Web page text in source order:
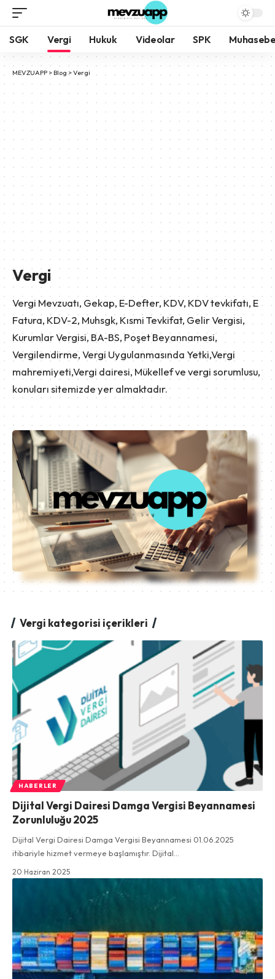
SGK Vergi Hukuk Videolar SPK
MEVZUAPP > Blog >Vergi
Vergi
Vergi Mevzuatı, Gekap, E-Defter, KDV, KDV tevkifatı, E
Fatura, KDV-2, Muhsgk, Kısmi Tevkifat, Gelir Vergisi,
Kurumlar Vergisi, BA-BS, Poşet Beyannamesi,
Vergilendirme, Vergi Uygulanmasında Yetki,Vergi
mahremiyeti,Vergi dairesi, Mükellef ve vergi sorumlusu,
konuları sitemizde yer almaktadır.
Vergi kategorisi içerikleri
HABERLER
Dijital Vergi Dairesi Damga Vergisi Beyannamesi
Zorunluluğu 2025
Dijital Vergi Dairesi Damga Vergisi Beyannamesi 01.06.2025
itibariyle hizmet vermeye başlamıştır. Dijital…
20 Haziran 2025